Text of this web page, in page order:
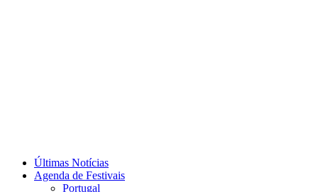
Últimas Notícias
Agenda de Festivais
Portugal